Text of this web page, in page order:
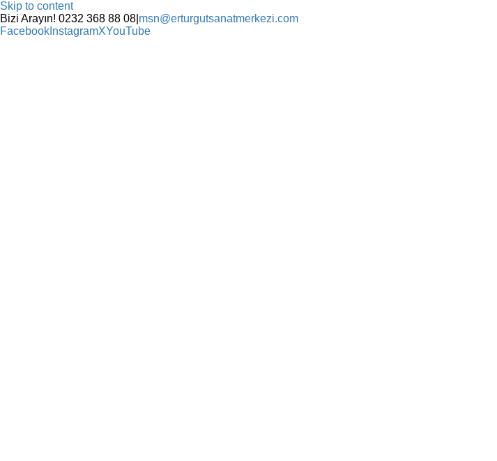
Skip to content
Bizi Arayın! 0232 368 88 08 msn@erturgutsanatmerkezi.com
Facebook InstagramXYouTube